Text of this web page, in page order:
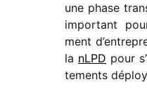
une phase
impor­tant
ment
la nLPD pour
te­ments